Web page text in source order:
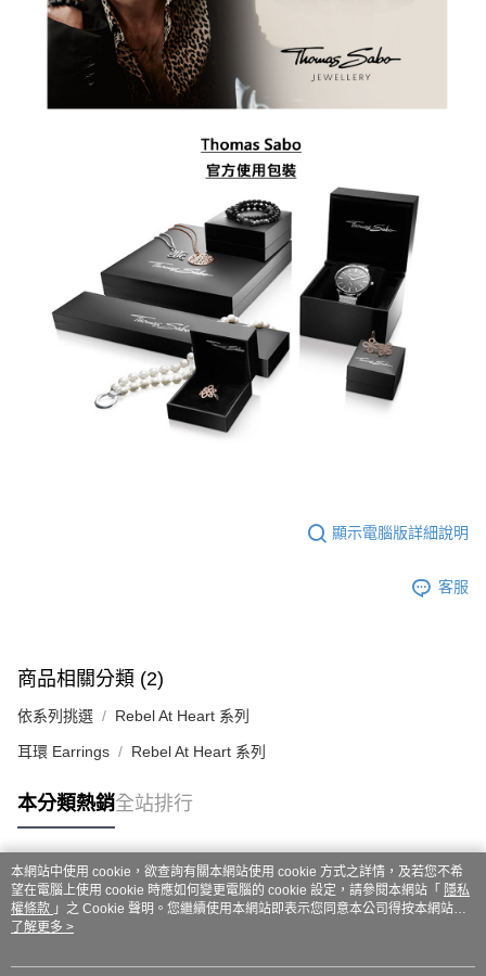
顯示電腦版詳細說明
客服
商品相關分類 (2)
依系列挑選 Rebel At Heart 系列
耳環 Earrings Rebel At Heart 系列
本分類熱銷全站排行
熱門標籤
本網站中使用 cookie，欲查詢有關本網站使用 cookie 方式之詳情，及若您不希
望在電腦上使用 cookie 時應如何變更電腦的 cookie 設定，請參閱本網站「 隱私
權條款 」之 Cookie 聲明。您繼續使用本網站即表示您同意本公司得按本網站使
用條款之 Cookie 聲明使用 cookie。
了解更多 >